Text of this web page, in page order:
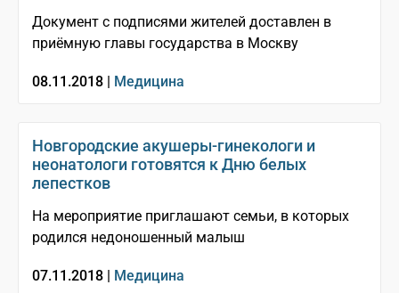
Документ с подписями жителей доставлен в
приёмную главы государства в Москву
08.11.2018 | Медицина
Новгородские акушеры-гинекологи и
неонатологи готовятся к Дню белых
лепестков
На мероприятие приглашают семьи, в которых
родился недоношенный малыш
07.11.2018 | Медицина